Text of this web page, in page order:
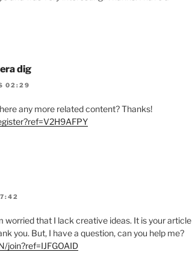
dig
02:29
any more related content? Thanks!
worried that I lack creative ideas. It is your article
you. But, I have a question, can you help me?
join?ref=IJFGOAID